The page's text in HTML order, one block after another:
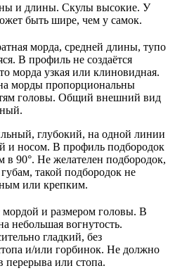
и длины. Скулы высокие. У
быть шире, чем у самок.
морда, средней длины, тупо
В профиль не создаётся
морда узкая или клиновидная.
морды пропорциональны
головы. Общий внешний вид
глубокий, на одной линии
и носом. В профиль подбородок
в 90°. Не желателен подбородок,
такой подбородок не
или крепким.
и размером головы. В
небольшая вогнутость.
гладкий, без
и/или горбинок. Не должно
перерыва или стопа.